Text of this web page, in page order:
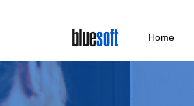
main
content
Home